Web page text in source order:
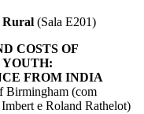
Rural (Sala E201)
COSTS OF
FROM INDIA
Birmingham (com
e Roland Rathelot)